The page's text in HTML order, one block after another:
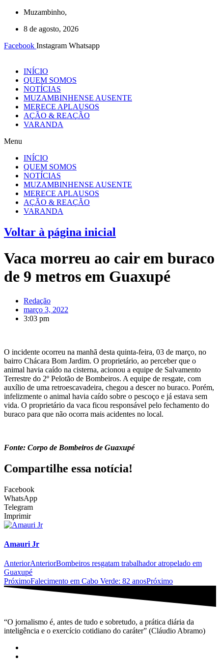
Muzambinho,
8 de agosto, 2026
Facebook Instagram Whatsapp
INÍCIO
QUEM SOMOS
NOTÍCIAS
MUZAMBINHENSE AUSENTE
MERECE APLAUSOS
AÇÃO & REAÇÃO
VARANDA
Menu
INÍCIO
QUEM SOMOS
NOTÍCIAS
MUZAMBINHENSE AUSENTE
MERECE APLAUSOS
AÇÃO & REAÇÃO
VARANDA
Voltar à página inicial
Vaca morreu ao cair em buraco
de 9 metros em Guaxupé
Redação
março 3, 2022
3:03 pm
O incidente ocorreu na manhã desta quinta-feira, 03 de março, no
bairro Chácara Bom Jardim. O proprietário, ao perceber que o
animal havia caído na cisterna, acionou a equipe de Salvamento
Terrestre do 2º Pelotão de Bombeiros. A equipe de resgate, com
auxílio de uma retroescavadeira, chegou a descer no buraco. Porém,
infelizmente o animal havia caído sobre o pescoço e já estava sem
vida. O proprietário da vaca ficou responsável pelo fechamento do
buraco para que não ocorra mais acidentes no local.
Fonte: Corpo de Bombeiros de Guaxupé
Compartilhe essa notícia!
Facebook
WhatsApp
Telegram
Imprimir
Amauri Jr
AnteriorAnteriorBombeiros resgatam trabalhador atropelado em
Guaxupé
PróximoFalecimento em Cabo Verde: 82 anosPróximo
“O jornalismo é, antes de tudo e sobretudo, a prática diária da
inteligência e o exercício cotidiano do caráter” (Cláudio Abramo)